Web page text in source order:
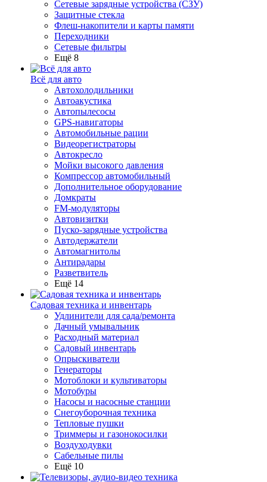
Сетевые зарядные устройства (СЗУ)
Защитные стекла
Флеш-накопители и карты памяти
Переходники
Сетевые фильтры
Ещё 8
Всё для авто
Автохолодильники
Автоакустика
Автопылесосы
GPS-навигаторы
Автомобильные рации
Видеорегистраторы
Автокресло
Мойки высокого давления
Компрессор автомобильный
Дополнительное оборудование
Домкраты
FM-модуляторы
Автовизитки
Пуско-зарядные устройства
Автодержатели
Автомагнитолы
Антирадары
Разветвитель
Ещё 14
Садовая техника и инвентарь
Удлинители для сада/ремонта
Дачный умывальник
Расходный материал
Садовый инвентарь
Опрыскиватели
Генераторы
Мотоблоки и культиваторы
Мотобуры
Насосы и насосные станции
Снегоуборочная техника
Тепловые пушки
Триммеры и газонокосилки
Воздуходувки
Сабельные пилы
Ещё 10